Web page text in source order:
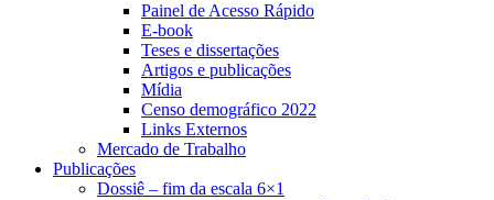
Painel de Acesso Rápido
E-book
Teses e dissertações
Artigos e publicações
Mídia
Censo demográfico 2022
Links Externos
Mercado de Trabalho
Publicações
Dossiê – fim da escala 6×1